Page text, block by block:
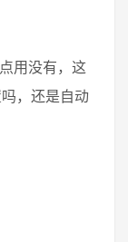
用没有，这
，还是自动